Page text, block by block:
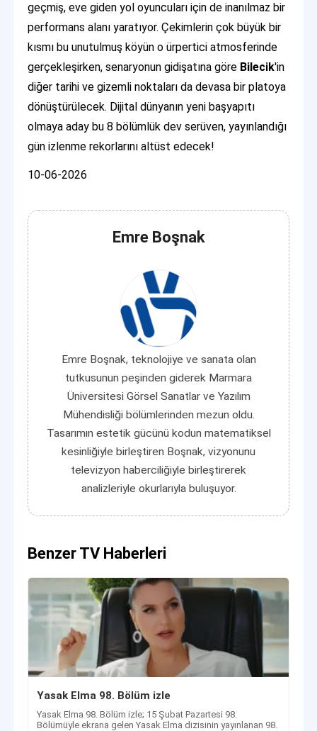
geçmiş, eve giden yol oyuncuları için de inanılmaz bir
performans alanı yaratıyor. Çekimlerin çok büyük bir
kısmı bu unutulmuş köyün o ürpertici atmosferinde
gerçekleşirken, senaryonun gidişatına göre Bilecik'in
diğer tarihi ve gizemli noktaları da devasa bir platoya
dönüştürülecek. Dijital dünyanın yeni başyapıtı
olmaya aday bu 8 bölümlük dev serüven, yayınlandığı
gün izlenme rekorlarını altüst edecek!
10-06-2026
Emre Boşnak
Emre Boşnak, teknolojiye ve sanata olan
tutkusunun peşinden giderek Marmara
Üniversitesi Görsel Sanatlar ve Yazılım
Mühendisliği bölümlerinden mezun oldu.
Tasarımın estetik gücünü kodun matematiksel
kesinliğiyle birleştiren Boşnak, vizyonunu
televizyon haberciliğiyle birleştirerek
analizleriyle okurlarıyla buluşuyor.
Benzer TV Haberleri
Yasak Elma 98. Bölüm izle
Yasak Elma 98. Bölüm izle; 15 Şubat Pazartesi 98.
Bölümüyle ekrana gelen Yasak Elma dizisinin yayınlanan 98.